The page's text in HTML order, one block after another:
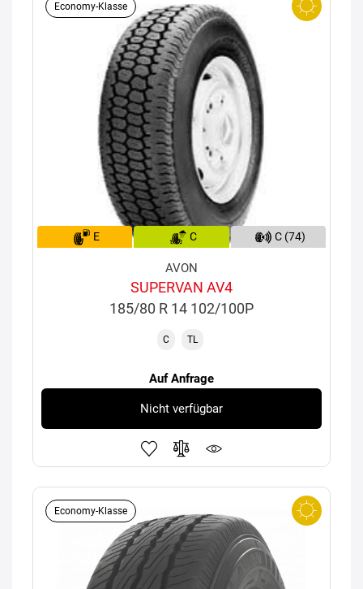
Economy-Klasse
E C C (74)
AVON
SUPERVAN AV4
185/80 R 14 102/100P
C TL
Auf Anfrage
Nicht verfügbar
Economy-Klasse